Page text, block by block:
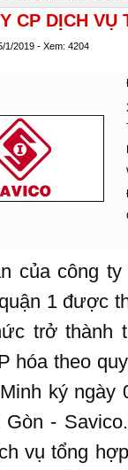
CP DỊCH VỤ
1/2019 - Xem: 4204
của công
1 được
trở thành
hóa theo
ký ngày
Gòn -
vụ tổng